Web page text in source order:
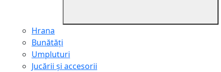
Hrana
Bunătăți
Umpluturi
Jucării și accesorii